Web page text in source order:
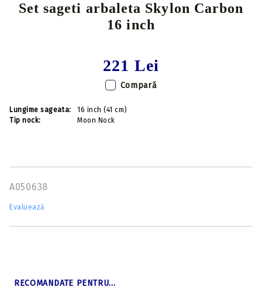
Set sageti arbaleta Skylon Carbon
16 inch
221 Lei
Lungime sageata:
16 inch (41 cm)
Tip nock:
Moon Nock
A050638
Evaluează
Compară
RECOMANDATE PENTRU...